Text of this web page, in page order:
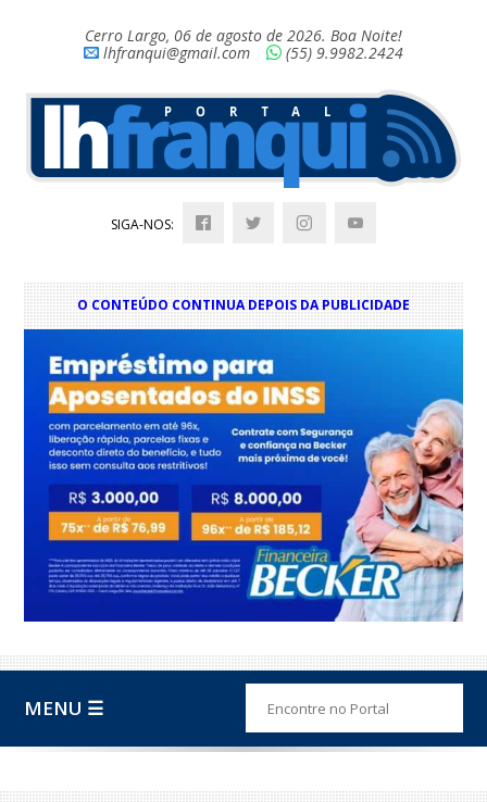
Cerro Largo, 06 de agosto de 2026. Boa Noite!
lhfranqui@gmail.com
(55) 9.9982.2424
SIGA-NOS:
O CONTEÚDO CONTINUA DEPOIS DA PUBLICIDADE
MENU ☰